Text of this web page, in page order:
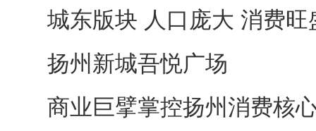
城东版块 人口庞大 消费旺
扬州新城吾悦广场
商业巨擘掌控扬州消费核